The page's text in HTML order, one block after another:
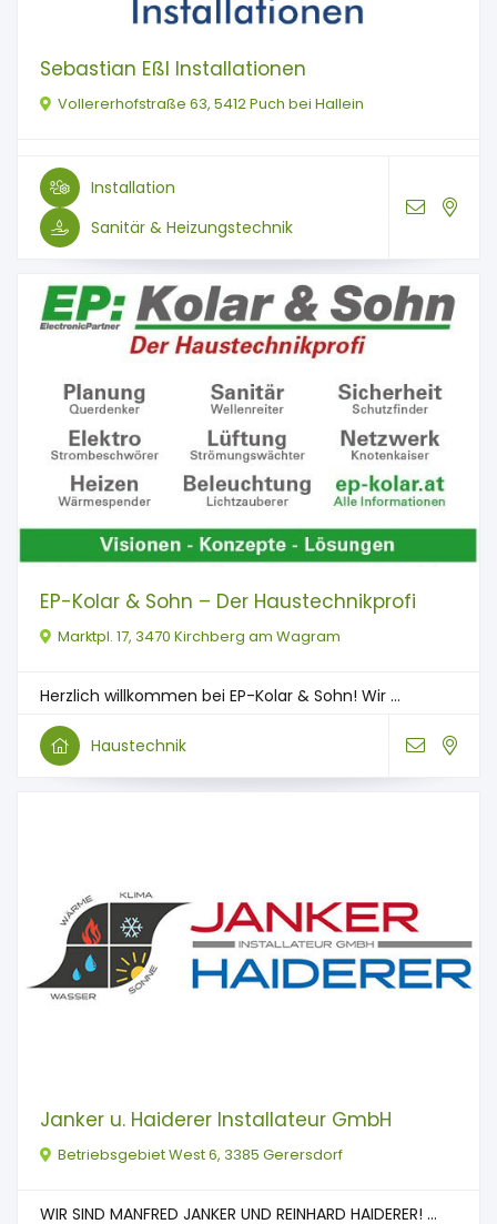
Sebastian Eßl Installationen
Vollererhofstraße 63, 5412 Puch bei Hallein
Installation
Sanitär & Heizungstechnik
EP-Kolar & Sohn – Der Haustechnikprofi
Marktpl. 17, 3470 Kirchberg am Wagram
Herzlich willkommen bei EP-Kolar & Sohn! Wir ...
Haustechnik
Janker u. Haiderer Installateur GmbH
Betriebsgebiet West 6, 3385 Gerersdorf
WIR SIND MANFRED JANKER UND REINHARD HAIDERER! ...